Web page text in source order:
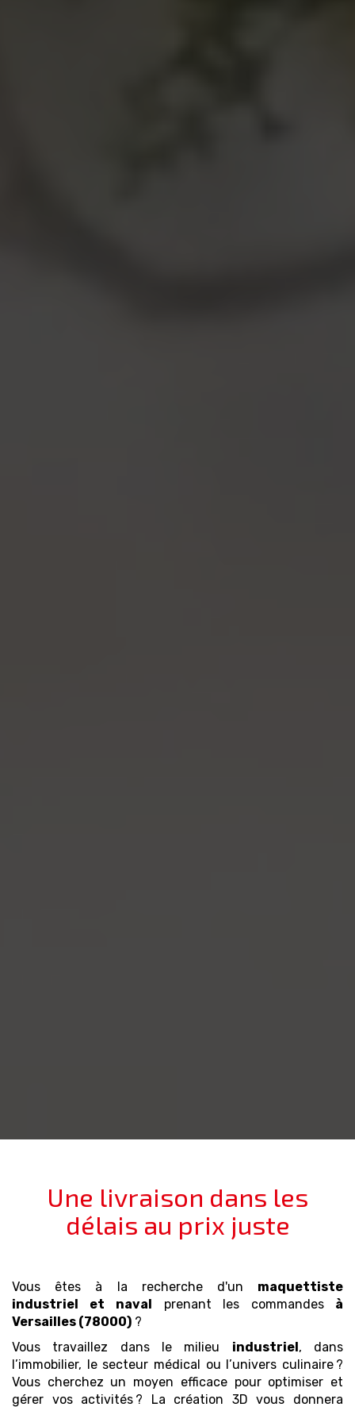
Une livraison dans les
délais au prix juste
Vous êtes à la recherche d'un maquettiste
industriel et naval
prenant les commandes
à
Versailles (78000) ?
Vous travaillez dans le milieu industriel , dans
l’immobilier, le secteur médical ou l’univers culinaire ?
Vous cherchez un moyen efficace pour optimiser et
gérer vos activités ? La création 3D vous donnera